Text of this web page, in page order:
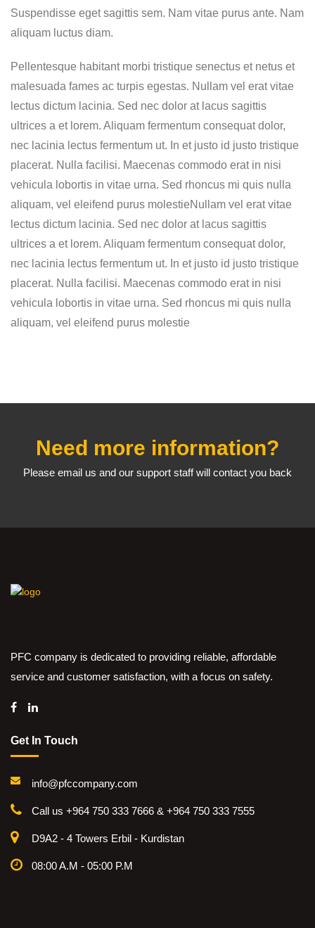
Suspendisse eget sagittis sem. Nam vitae purus ante. Nam
aliquam luctus diam.
Pellentesque habitant morbi tristique senectus et netus et
malesuada fames ac turpis egestas. Nullam vel erat vitae
lectus dictum lacinia. Sed nec dolor at lacus sagittis
ultrices a et lorem. Aliquam fermentum consequat dolor,
nec lacinia lectus fermentum ut. In et justo id justo tristique
placerat. Nulla facilisi. Maecenas commodo erat in nisi
vehicula lobortis in vitae urna. Sed rhoncus mi quis nulla
aliquam, vel eleifend purus molestieNullam vel erat vitae
lectus dictum lacinia. Sed nec dolor at lacus sagittis
ultrices a et lorem. Aliquam fermentum consequat dolor,
nec lacinia lectus fermentum ut. In et justo id justo tristique
placerat. Nulla facilisi. Maecenas commodo erat in nisi
vehicula lobortis in vitae urna. Sed rhoncus mi quis nulla
aliquam, vel eleifend purus molestie
Need more information?
Please email us and our support staff will contact you back
PFC company is dedicated to providing reliable, affordable
service and customer satisfaction, with a focus on safety.
Get In Touch
info@pfccompany.com
Call us +964 750 333 7666 & +964 750 333 7555
D9A2 - 4 Towers Erbil - Kurdistan
08:00 A.M - 05:00 P.M